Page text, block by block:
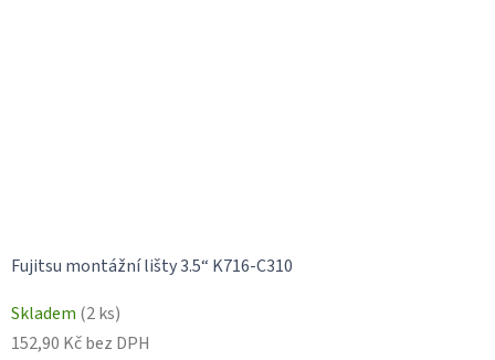
Fujitsu montážní lišty 3.5“ K716-C310
Skladem (2 ks)
152,90 Kč bez DPH